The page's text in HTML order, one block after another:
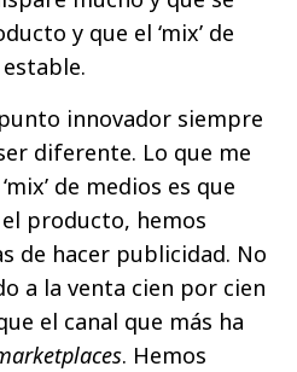
y que el ‘mix’ de
innovador siempre
diferente. Lo que me
de medios es que
producto, hemos
de hacer publicidad. No
a la venta cien por cien
el canal que más ha
. Hemos